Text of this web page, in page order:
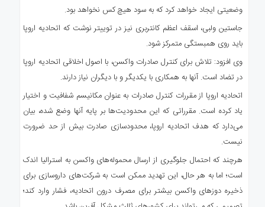
وضعیتی ایجاد خواهد کرد که به سود هیچ کس نخواهد بود.
جاستین ولبی، اسقف اعظم کانتربری نیز در توییتر نوشت که اتحادیه اروپا
باید روی همبستگی متمرکز شود.
وی افزود: تلاش برای کنترل صادرات واکسن، با اصول اخلاقی اتحادیه اروپا
در تضاد است. آنها به همکاری با یکدیگر و با دیگران نیاز دارند.
اتحادیه اروپا از مقررات کنترل صادرات به عنوان مکانیسم شفافیت و اختیار
یاد کرده است. مقرراتی که این محدودیت‌ها بر پایه آنها وضع شده، بیان
می‌دارد که هدف اتحادیه اروپا، محدودسازی صادرت بیش از حد ضرورت
نیست.
هرچند که احتمال جلوگیری از ارسال محموله‌های واکسن به استرالیا اندک
است؛ اما به هر حال، این تهدید ممکن است به شرکت‌های داروسازی برای
ذخیره دوزهای واکسن بیشتر برای مصرف درون اتحادیه، فشار وارد کند؛